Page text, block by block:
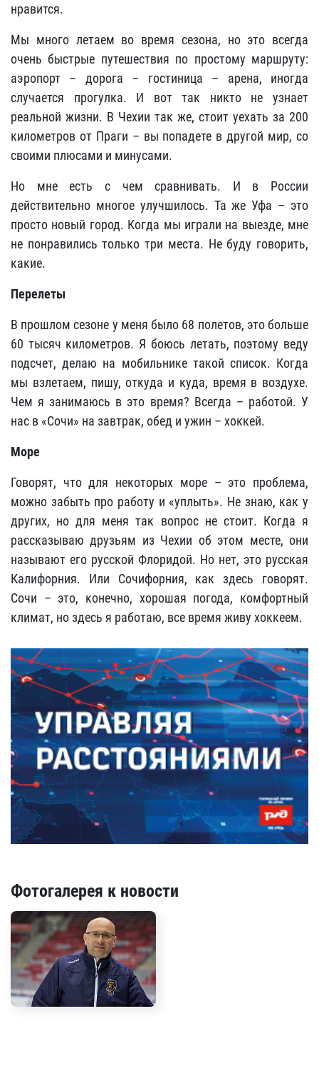
нравится.
Мы много летаем во время сезона, но это всегда
очень быстрые путешествия по простому маршруту:
аэропорт – дорога – гостиница – арена, иногда
случается прогулка. И вот так никто не узнает
реальной жизни. В Чехии так же, стоит уехать за 200
километров от Праги – вы попадете в другой мир, со
своими плюсами и минусами.
Но мне есть с чем сравнивать. И в России
действительно многое улучшилось. Та же Уфа – это
просто новый город. Когда мы играли на выезде, мне
не понравились только три места. Не буду говорить,
какие.
Перелеты
В прошлом сезоне у меня было 68 полетов, это больше
60 тысяч километров. Я боюсь летать, поэтому веду
подсчет, делаю на мобильнике такой список. Когда
мы взлетаем, пишу, откуда и куда, время в воздухе.
Чем я занимаюсь в это время? Всегда – работой. У
нас в «Сочи» на завтрак, обед и ужин – хоккей.
Море
Говорят, что для некоторых море – это проблема,
можно забыть про работу и «уплыть». Не знаю, как у
других, но для меня так вопрос не стоит. Когда я
рассказываю друзьям из Чехии об этом месте, они
называют его русской Флоридой. Но нет, это русская
Калифорния. Или Сочифорния, как здесь говорят.
Сочи – это, конечно, хорошая погода, комфортный
климат, но здесь я работаю, все время живу хоккеем.
Фотогалерея к новости